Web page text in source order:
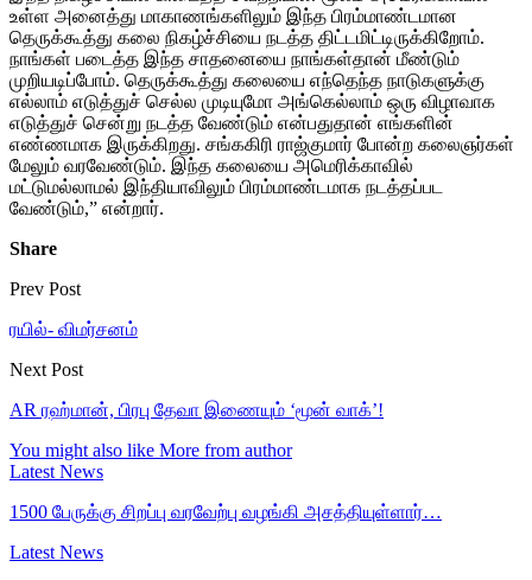
உள்ள அனைத்து மாகாணங்களிலும் இந்த பிரம்மாண்டமான
தெருக்கூத்து கலை நிகழ்ச்சியை நடத்த திட்டமிட்டிருக்கிறோம்.
நாங்கள் படைத்த இந்த சாதனையை நாங்கள்தான் மீண்டும்
முறியடிப்போம். தெருக்கூத்து கலையை எந்தெந்த நாடுகளுக்கு
எல்லாம் எடுத்துச் செல்ல முடியுமோ அங்கெல்லாம் ஒரு விழாவாக
எடுத்துச் சென்று நடத்த வேண்டும் என்பதுதான் எங்களின்
எண்ணமாக இருக்கிறது. சங்ககிரி ராஜ்குமார் போன்ற கலைஞர்கள்
மேலும் வரவேண்டும். இந்த கலையை அமெரிக்காவில்
மட்டுமல்லாமல் இந்தியாவிலும் பிரம்மாண்டமாக நடத்தப்பட
வேண்டும்,” என்றார்.
Share
Prev Post
ரயில்- விமர்சனம்
Next Post
AR ரஹ்மான், பிரபு தேவா இணையும் ‘மூன் வாக்’!
You might also like More from author
Latest News
1500 பேருக்கு சிறப்பு வரவேற்பு வழங்கி அசத்தியுள்ளார்…
Latest News